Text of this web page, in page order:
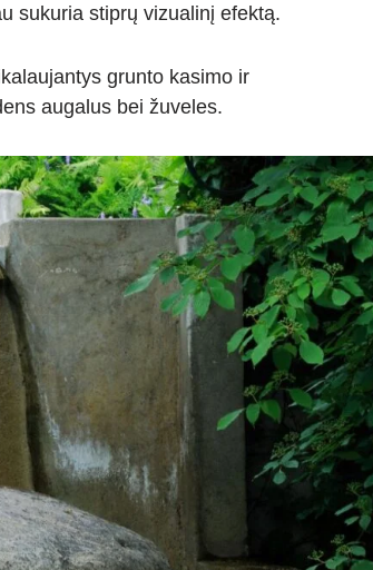
sukuria stiprų vizualinį efektą.
grunto kasimo ir
augalus bei žuveles.